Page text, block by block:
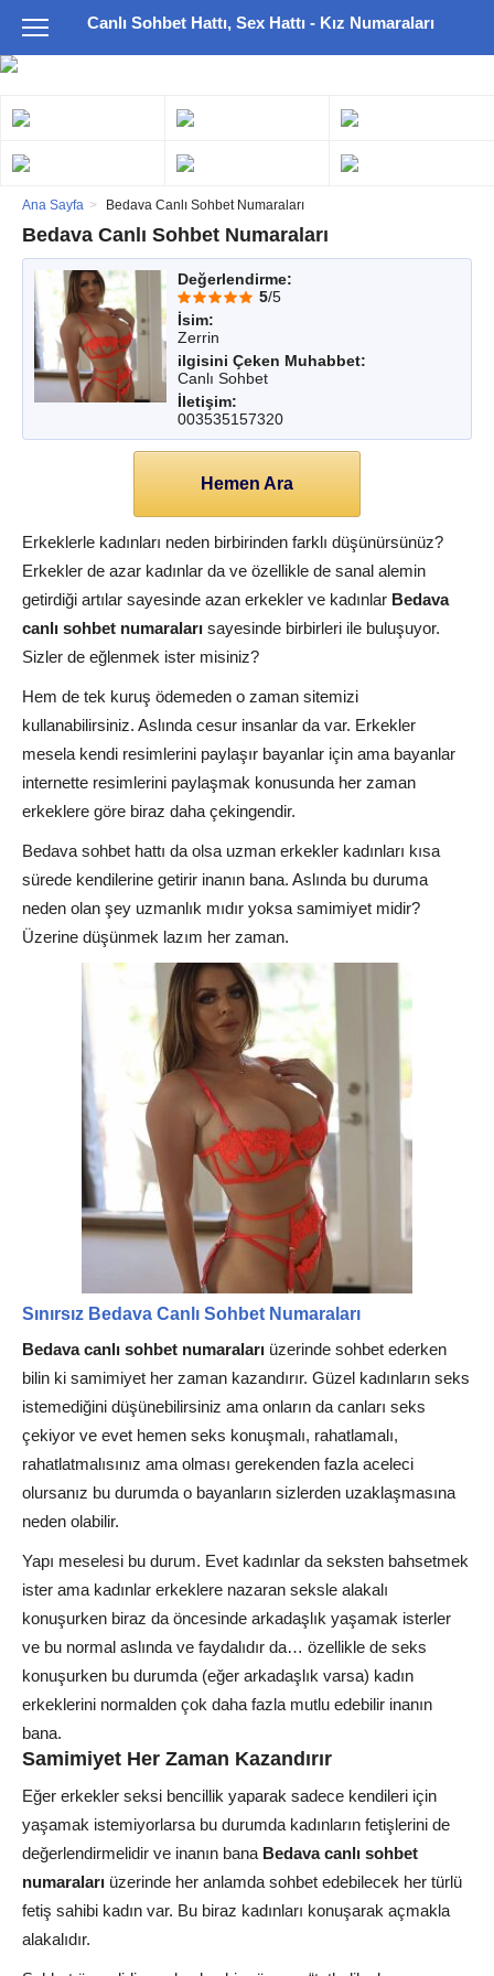
Canlı Sohbet Hattı, Sex Hattı - Kız Numaraları
Ana Sayfa Bedava Canlı Sohbet Numaraları
Bedava Canlı Sohbet Numaraları
Değerlendirme:
5/5
İsim:
Zerrin
ilgisini Çeken Muhabbet:
Canlı Sohbet
İletişim:
003535157320
Hemen Ara
Erkeklerle kadınları neden birbirinden farklı düşünürsünüz?
Erkekler de azar kadınlar da ve özellikle de sanal alemin
getirdiği artılar sayesinde azan erkekler ve kadınlar Bedava
canlı sohbet numaraları sayesinde birbirleri ile buluşuyor.
Sizler de eğlenmek ister misiniz?
Hem de tek kuruş ödemeden o zaman sitemizi
kullanabilirsiniz. Aslında cesur insanlar da var. Erkekler
mesela kendi resimlerini paylaşır bayanlar için ama bayanlar
internette resimlerini paylaşmak konusunda her zaman
erkeklere göre biraz daha çekingendir.
Bedava sohbet hattı da olsa uzman erkekler kadınları kısa
sürede kendilerine getirir inanın bana. Aslında bu duruma
neden olan şey uzmanlık mıdır yoksa samimiyet midir?
Üzerine düşünmek lazım her zaman.
Sınırsız Bedava Canlı Sohbet Numaraları
Bedava canlı sohbet numaraları üzerinde sohbet ederken
bilin ki samimiyet her zaman kazandırır. Güzel kadınların seks
istemediğini düşünebilirsiniz ama onların da canları seks
çekiyor ve evet hemen seks konuşmalı, rahatlamalı,
rahatlatmalısınız ama olması gerekenden fazla aceleci
olursanız bu durumda o bayanların sizlerden uzaklaşmasına
neden olabilir.
Yapı meselesi bu durum. Evet kadınlar da seksten bahsetmek
ister ama kadınlar erkeklere nazaran seksle alakalı
konuşurken biraz da öncesinde arkadaşlık yaşamak isterler
ve bu normal aslında ve faydalıdır da… özellikle de seks
konuşurken bu durumda (eğer arkadaşlık varsa) kadın
erkeklerini normalden çok daha fazla mutlu edebilir inanın
bana.
Samimiyet Her Zaman Kazandırır
Eğer erkekler seksi bencillik yaparak sadece kendileri için
yaşamak istemiyorlarsa bu durumda kadınların fetişlerini de
değerlendirmelidir ve inanın bana Bedava canlı sohbet
numaraları üzerinde her anlamda sohbet edebilecek her türlü
fetiş sahibi kadın var. Bu biraz kadınları konuşarak açmakla
alakalıdır.